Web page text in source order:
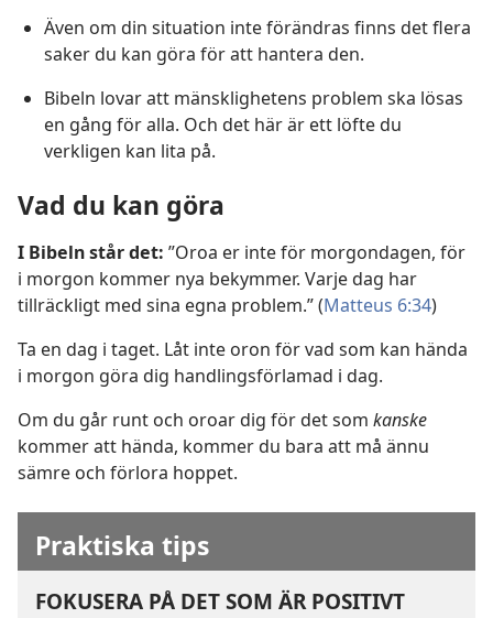
Även om din situation inte förändras finns det flera
saker du kan göra för att hantera den.
Bibeln lovar att mänsklighetens problem ska lösas
en gång för alla. Och det här är ett löfte du
verkligen kan lita på.
Vad du kan göra
I Bibeln står det: ”Oroa er inte för morgondagen, för
i morgon kommer nya bekymmer. Varje dag har
tillräckligt med sina egna problem.” (Matteus 6:34)
Ta en dag i taget. Låt inte oron för vad som kan hända
i morgon göra dig handlingsförlamad i dag.
Om du går runt och oroar dig för det som kanske
kommer att hända, kommer du bara att må ännu
sämre och förlora hoppet.
Praktiska tips
FOKUSERA PÅ DET SOM ÄR POSITIVT